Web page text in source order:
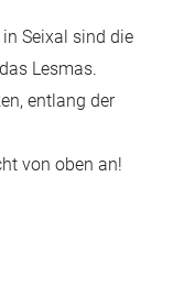
Seixal sind die
Lesmas.
entlang der
von oben an!